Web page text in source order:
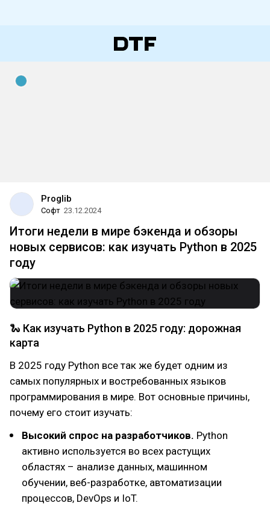
Proglib
Софт 23.12.2024
Итоги недели в мире бэкенда и обзоры
новых сервисов: как изучать Python в 2025
году
🐍 Как изучать Python в 2025 году: дорожная
карта
В 2025 году Python все так же будет одним из
самых популярных и востребованных языков
программирования в мире. Вот основные причины,
почему его стоит изучать:
Высокий спрос на разработчиков. Python
активно используется во всех растущих
областях – анализе данных, машинном
обучении, веб-разработке, автоматизации
процессов, DevOps и IoT.